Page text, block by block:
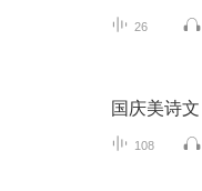
26
国庆美诗文
108